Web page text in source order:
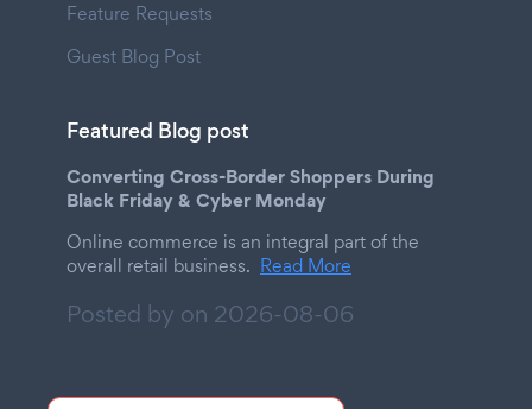
Feature Requests
Guest Blog Post
Featured Blog post
Converting Cross-Border Shoppers During
Black Friday & Cyber Monday
Online commerce is an integral part of the
overall retail business. Read More
Posted by on 2026-08-06